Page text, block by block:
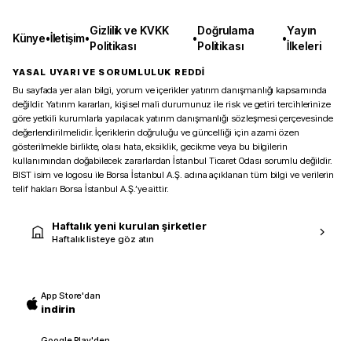
Künye•İletişim•
Gizlilik ve KVKK
Politikası
•
Doğrulama
Politikası
•
Yayın
İlkeleri
YASAL UYARI VE SORUMLULUK REDDİ
Bu sayfada yer alan bilgi, yorum ve içerikler yatırım danışmanlığı kapsamında
değildir. Yatırım kararları, kişisel mali durumunuz ile risk ve getiri tercihlerinize
göre yetkili kurumlarla yapılacak yatırım danışmanlığı sözleşmesi çerçevesinde
değerlendirilmelidir. İçeriklerin doğruluğu ve güncelliği için azami özen
gösterilmekle birlikte, olası hata, eksiklik, gecikme veya bu bilgilerin
kullanımından doğabilecek zararlardan İstanbul Ticaret Odası sorumlu değildir.
BIST isim ve logosu ile Borsa İstanbul A.Ş. adına açıklanan tüm bilgi ve verilerin
telif hakları Borsa İstanbul A.Ş.’ye aittir.
Haftalık yeni kurulan şirketler
Haftalık listeye göz atın
App Store'dan
indirin